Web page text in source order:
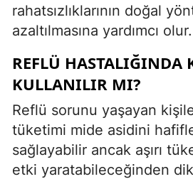
rahatsızlıklarının doğal
azaltılmasına yardımcı olur.
REFLÜ HASTALIĞINDA
KULLANILIR MI?
Reflü sorunu yaşayan
tüketimi mide asidini
sağlayabilir ancak aşırı
etki yaratabileceğinden